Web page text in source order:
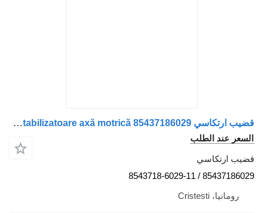
قضيب ارتكاسي Legătură bară stabilizatoare axă motrică 85437186029 لـ الشاحنات MAN 85437186029
السعر عند الطلب
قضيب ارتكاسي
85437186029 / 8543718-6029-11
رومانيا، Cristesti